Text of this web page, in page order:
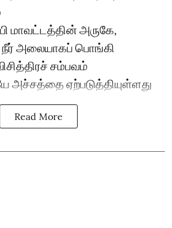
மாவட்டத்தின் அருகே,
நீர் அலையாகப் பொங்கி
சம்பவம்
அச்சத்தை ஏற்படுத்தியுள்ளது
Read More